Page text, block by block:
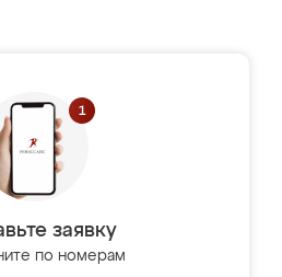
заявку
по номерам